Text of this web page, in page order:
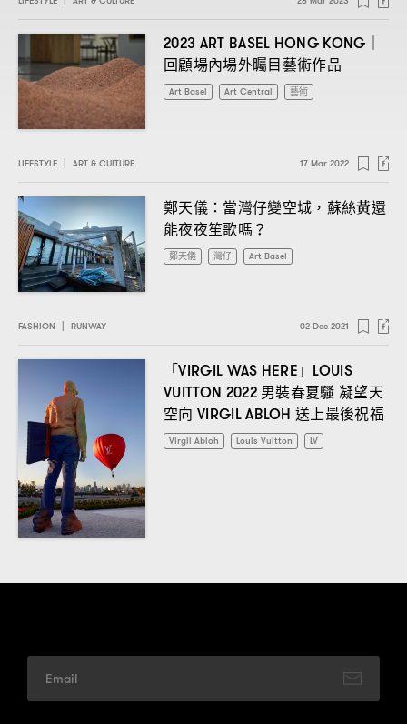
2023 ART BASEL HONG KONG｜
回顧場內場外矚目藝術作品
Art Basel Art Central 藝術
LIFESTYLE ART & CULTURE 17 Mar 2022
鄭天儀： 當灣仔變空城 ， 蘇絲黃還
能夜夜笙歌嗎 ？
鄭天儀 灣仔 Art Basel
FASHION RUNWAY 02 Dec 2021
「VIRGIL WAS HERE 」 LOUIS
VUITTON 2022 男裝春夏騷 凝望天
空向 VIRGIL ABLOH送上最後祝福
Virgil Abloh Louis Vuitton LV